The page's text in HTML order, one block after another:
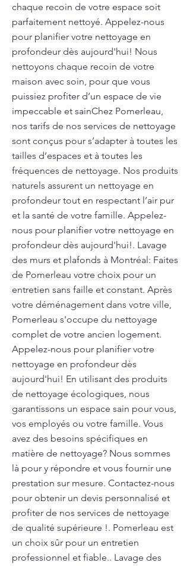
chaque recoin de votre espace soit
parfaitement nettoyé. Appelez-nous
pour planifier votre nettoyage en
profondeur dès aujourd'hui! Nous
nettoyons chaque recoin de votre
maison avec soin, pour que vous
puissiez profiter d’un espace de vie
impeccable et sainChez Pomerleau,
nos tarifs de nos services de nettoyage
sont conçus pour s’adapter à toutes les
tailles d’espaces et à toutes les
fréquences de nettoyage. Nos produits
naturels assurent un nettoyage en
profondeur tout en respectant l’air pur
et la santé de votre famille. Appelez-
nous pour planifier votre nettoyage en
profondeur dès aujourd'hui!. Lavage
des murs et plafonds à Montréal: Faites
de Pomerleau votre choix pour un
entretien sans faille et constant. Après
votre déménagement dans votre ville,
Pomerleau s'occupe du nettoyage
complet de votre ancien logement.
Appelez-nous pour planifier votre
nettoyage en profondeur dès
aujourd'hui! En utilisant des produits
de nettoyage écologiques, nous
garantissons un espace sain pour vous,
vos employés ou votre famille. Vous
avez des besoins spécifiques en
matière de nettoyage? Nous sommes
là pour y répondre et vous fournir une
prestation sur mesure. Contactez-nous
pour obtenir un devis personnalisé et
profiter de nos services de nettoyage
de qualité supérieure !. Pomerleau est
un choix sûr pour un entretien
professionnel et fiable.. Lavage des